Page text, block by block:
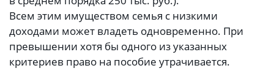
Всем этим имуществом семья с низкими
доходами может владеть одновременно. При
превышении хотя бы одного из указанных
критериев право на пособие утрачивается.